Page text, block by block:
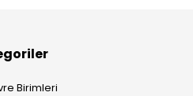
Birimleri